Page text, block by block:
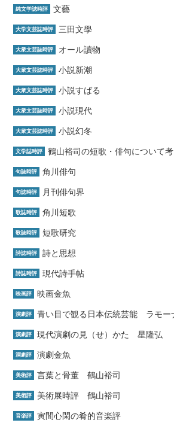
純文学誌時評 文藝
大学文芸誌時評 三田文學
大衆文芸誌時評 オール讀物
大衆文芸誌時評 小説新潮
大衆文芸誌時評 小説すばる
大衆文芸誌時評 小説現代
大衆文芸誌時評 小説幻冬
文学誌時評 鶴山裕司の短歌・俳句について
句誌時評 角川俳句
句誌時評 月刊俳句界
歌誌時評 角川短歌
歌誌時評 短歌研究
詩誌時評 詩と思想
詩誌時評 現代詩手帖
映画評 映画金魚
演劇評 青い目で観る日本伝統芸能 ラモー
演劇評 現代演劇の見（せ）かた 星隆弘
演劇評 演劇金魚
美術評 言葉と骨董 鶴山裕司
美術評 美術展時評 鶴山裕司
音楽評 寅間心閑の肴的音楽評